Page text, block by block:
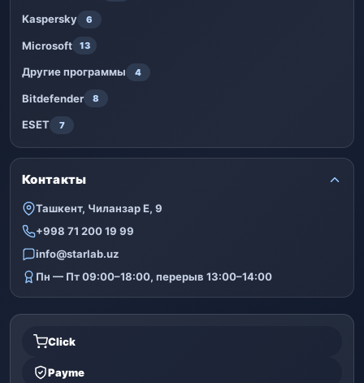
Kaspersky 6
Microsoft 13
Другие программы 4
Bitdefender 8
ESET 7
Контакты
Ташкент, Чиланзар Е, 9
+998 71 200 19 99
info@starlab.uz
Пн — Пт 09:00–18:00, перерыв 13:00–14:00
Click
Payme